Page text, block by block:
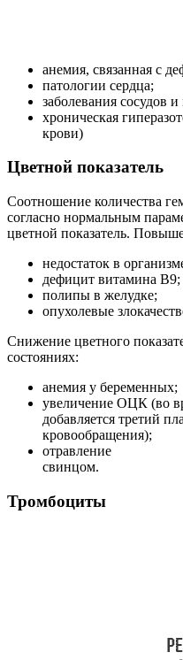
анемия, связанная с
патологии сердца;
заболевания сосудов
хроническая
крови)
Цветной показатель
Соотношение количества
согласно нормальным
цветной показатель.
недостаток в
дефицит витамина В9;
полипы в желудке;
опухолевые
Снижение цветного
состояниях:
анемия у беременных;
увеличение ОЦК (во
добавляется третий
кровообращения);
отравление
свинцом.
Тромбоциты